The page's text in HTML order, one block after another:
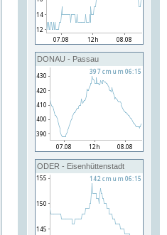
DONAU - Passau
ODER - Eisenhüttenstadt